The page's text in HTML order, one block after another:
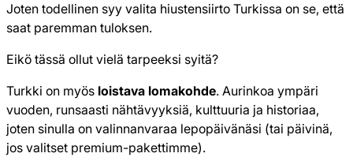
Joten todellinen syy valita hiustensiirto Turkissa on se, että
saat paremman tuloksen.
Eikö tässä ollut vielä tarpeeksi syitä?
Turkki on myös loistava lomakohde. Aurinkoa ympäri
vuoden, runsaasti nähtävyyksiä, kulttuuria ja historiaa,
joten sinulla on valinnanvaraa lepopäivänäsi (tai päivinä,
jos valitset premium-pakettimme).